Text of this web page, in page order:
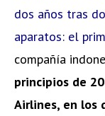
dos años tras
aparatos: el
compañía
principios de
Airlines, en los